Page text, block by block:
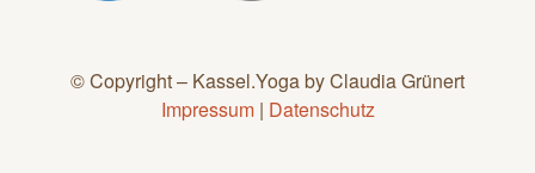
© Copyright – Kassel.Yoga by Claudia Grünert
Impressum| Datenschutz